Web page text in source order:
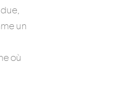
un
où